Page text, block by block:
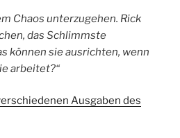
Chaos unterzugehen. Rick
das Schlimmste
können sie ausrichten, wenn
arbeitet?“
Ausgaben des